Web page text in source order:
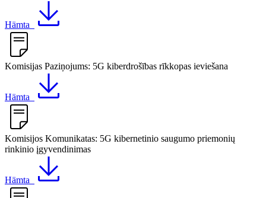
Hämta
Komisijas Paziņojums: 5G kiberdrošības rīkkopas ieviešana
Hämta
Komisijos Komunikatas: 5G kibernetinio saugumo priemonių
rinkinio įgyvendinimas
Hämta